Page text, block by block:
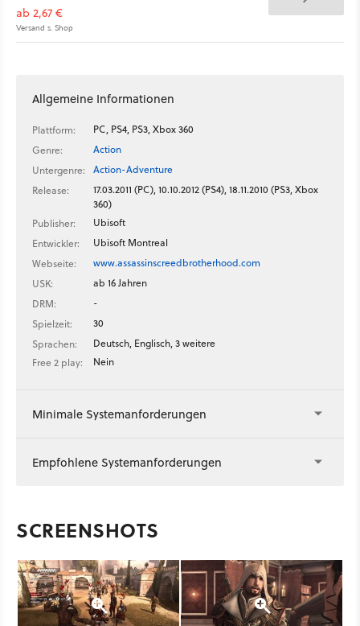
ab 2,67 €
Versand s. Shop
Allgemeine Informationen
Plattform:
PC, PS4, PS3, Xbox 360
Genre:
Action
Untergenre:
Action-Adventure
Release:
17.03.2011 (PC), 10.10.2012 (PS4), 18.11.2010 (PS3, Xbox
360)
Publisher:
Ubisoft
Entwickler:
Ubisoft Montreal
Webseite:
www.assassinscreedbrotherhood.com
USK:
ab 16 Jahren
DRM:
-
Spielzeit:
30
Sprachen:
Deutsch, Englisch, 3 weitere
Free 2 play:
Nein
Minimale Systemanforderungen
Empfohlene Systemanforderungen
SCREENSHOTS